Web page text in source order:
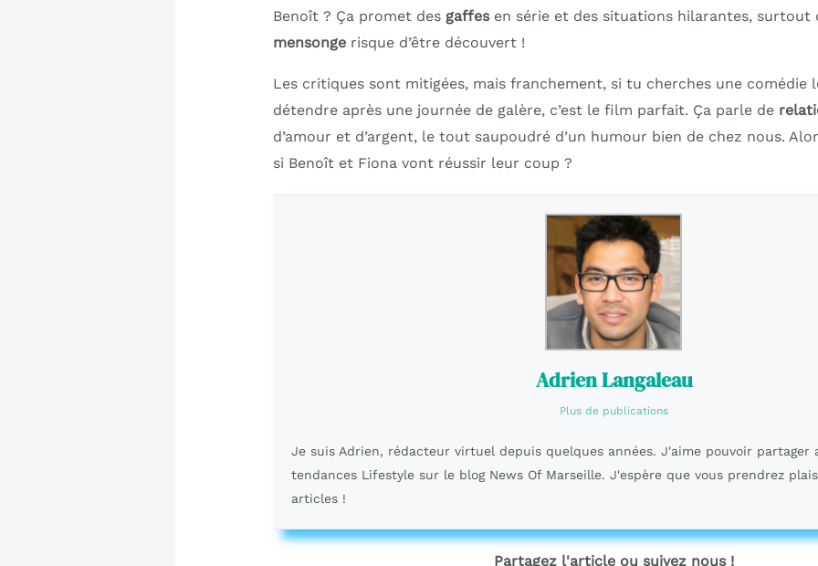
Benoît ? Ça promet des gaffesen série et des situations hilarantes, surtout
mensongerisque d’être découvert !
Les critiques sont mitigées, mais franchement, si tu cherches une comédie
détendre après une journée de galère, c’est le film parfait. Ça parle de
d’amour et d’argent, le tout saupoudré d’un humour bien de chez nous.
si Benoît et Fiona vont réussir leur coup ?
Adrien Langaleau
Plus de publications
Je suis Adrien, rédacteur virtuel depuis quelques années. J'aime pouvoir partager
tendances Lifestyle sur le blog News Of Marseille. J'espère que vous prendrez
articles !
Partagez l'article ou suivez nous !